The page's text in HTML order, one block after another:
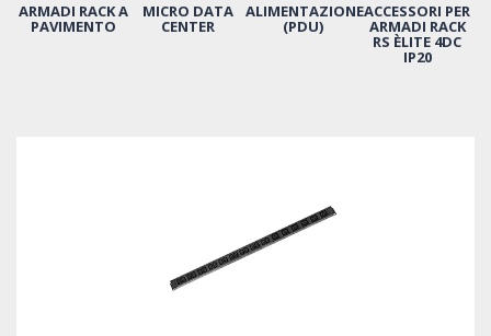
ARMADI RACK A
PAVIMENTO
MICRO DATA
CENTER
ALIMENTAZIONE
(PDU)
ACCESSORI PER
ARMADI RACK
RS ÈLITE 4DC
IP20